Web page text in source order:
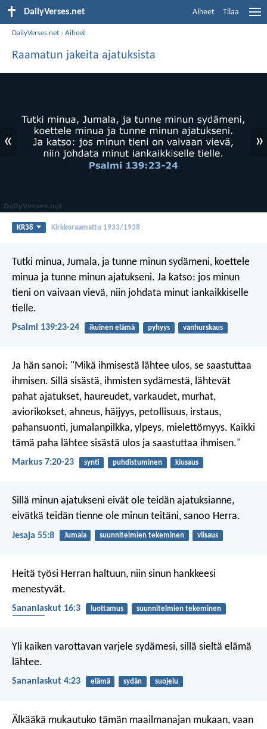
DailyVerses.net Aiheet Tilaa
DailyVerses.net ›Aiheet
Raamatun jakeita ajatuksista
« »
KR38 Kirkkoraamattu 1933/1938
Tutki minua, Jumala, ja tunne minun sydämeni, koettele
minua ja tunne minun ajatukseni. Ja katso: jos minun
tieni on vaivaan vievä, niin johdata minut iankaikkiselle
tielle.
Psalmi 139:23-24 ikuinen elämä pyhyys vanhurskaus
Ja hän sanoi: "Mikä ihmisestä lähtee ulos, se saastuttaa
ihmisen. Sillä sisästä, ihmisten sydämestä, lähtevät
pahat ajatukset, haureudet, varkaudet, murhat,
aviorikokset, ahneus, häijyys, petollisuus, irstaus,
pahansuonti, jumalanpilkka, ylpeys, mielettömyys. Kaikki
tämä paha lähtee sisästä ulos ja saastuttaa ihmisen."
Markus 7:20-23 synti puhdistuminen kiusaus
Sillä minun ajatukseni eivät ole teidän ajatuksianne,
eivätkä teidän tienne ole minun teitäni, sanoo Herra.
Jesaja 55:8 Jumala suunnitelmien tekeminen viisaus
Heitä työsi Herran haltuun, niin sinun hankkeesi
menestyvät.
Sananlaskut 16:3 luottamus
suunnitelmien tekeminen
Yli kaiken varottavan varjele sydämesi, sillä sieltä elämä
lähtee.
Sananlaskut 4:23 elämä sydän suojelu
Älkääkä mukautuko tämän maailmanajan mukaan, vaan